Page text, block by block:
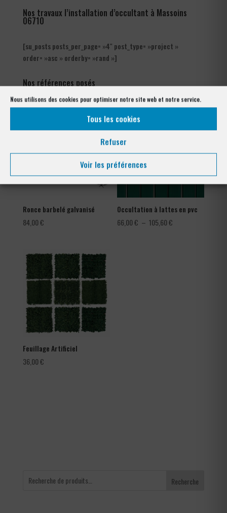
Nous utilisons des cookies pour optimiser notre site web et notre service.
Tous les cookies
Refuser
Voir les préférences
Nos travaux l’installation d’occultant à Massoins
06710
[su_posts posts_per_page= »4″ post_type= »project »
order= »asc » orderby= »rand »]
Nos références posés
Ronce barbelé galvanisé
84,00€
Occultation à lattes en pvc
66,00€ – 105,60€
Feuillage Artificiel
36,00€
Recherche